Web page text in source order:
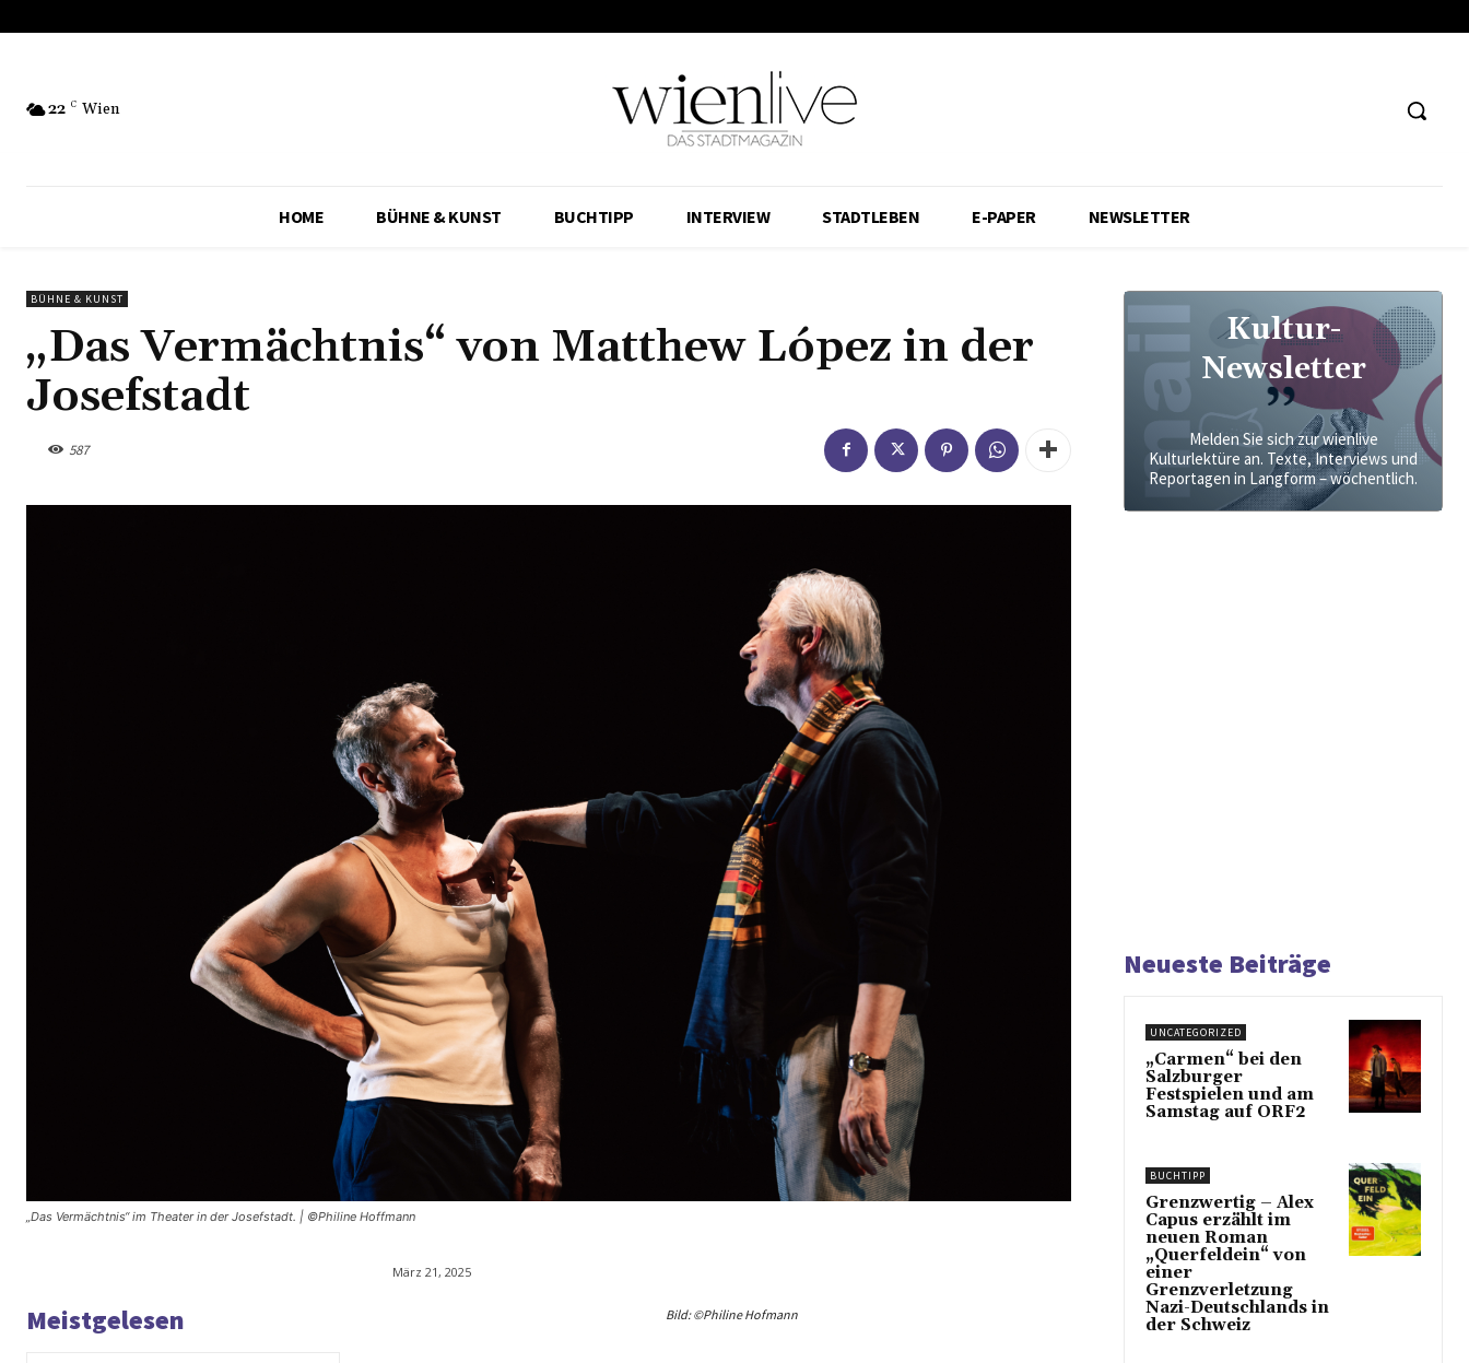
22 C Wien
HOME BÜHNE & KUNST BUCHTIPP INTERVIEW STADTLEBEN E-PAPER NEWSLETTER
BÜHNE & KUNST
„Das Vermächtnis“ von Matthew López in der
Josefstadt
587
„Das Vermächtnis“ im Theater in der Josefstadt. | ©Philine Hoffmann
Meistgelesen
März 21, 2025
Bild: ©Philine Hofmann
Kultur-
Newsletter
Melden Sie sich zur wienlive
Kulturlektüre an. Texte, Interviews und
Reportagen in Langform – wöchentlich.
Neueste Beiträge
UNCATEGORIZED
„Carmen“ bei den
Salzburger
Festspielen und am
Samstag auf ORF2
BUCHTIPP
Grenzwertig – Alex
Capus erzählt im
neuen Roman
„Querfeldein“ von
einer
Grenzverletzung
Nazi-Deutschlands in
der Schweiz